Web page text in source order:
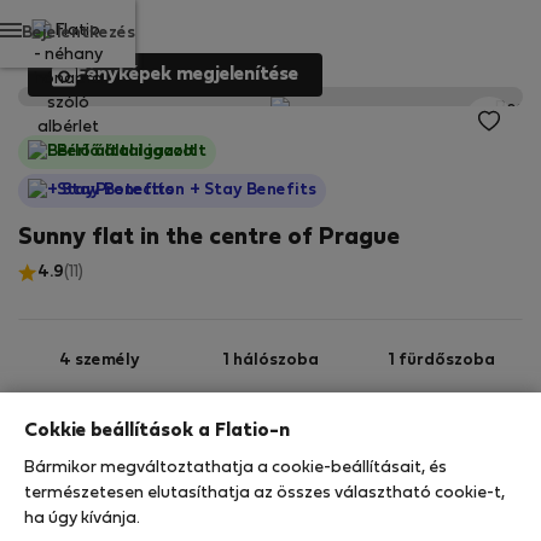
Bejelentkezés
Fényképek megjelenítése
Bérlő által igazolt
StayProtection + Stay Benefits
Sunny flat in the centre of Prague
4.9(11)
4 személy 1 hálószoba 1 fürdőszoba
StayProtection
Cokkie beállítások a Flatio-n
Bármikor megváltoztathatja a cookie-beállításait, és
természetesen elutasíthatja az összes választható cookie-t,
ha úgy kívánja.